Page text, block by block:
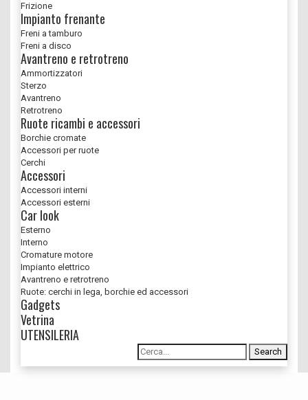
Frizione
Impianto frenante
Freni a tamburo
Freni a disco
Avantreno e retrotreno
Ammortizzatori
Sterzo
Avantreno
Retrotreno
Ruote ricambi e accessori
Borchie cromate
Accessori per ruote
Cerchi
Accessori
Accessori interni
Accessori esterni
Car look
Esterno
Interno
Cromature motore
Impianto elettrico
Avantreno e retrotreno
Ruote: cerchi in lega, borchie ed accessori
Gadgets
Vetrina
UTENSILERIA
Search